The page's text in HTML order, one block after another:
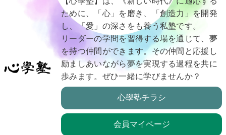
ために、「心」を磨き、「創造力」を開発
し、「愛」の深さをも養う私塾です。
リーダーの学問を習得する場を通じて、夢
を持つ仲間ができます。その仲間と応援し
励ましあいながら夢を実現する過程を共に
歩みます。ぜひ一緒に学びませんか？
心學塾チラシ
会員マイページ